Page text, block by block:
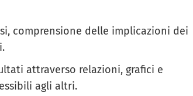
comprensione delle implicazioni dei
attraverso relazioni, grafici e
agli altri.